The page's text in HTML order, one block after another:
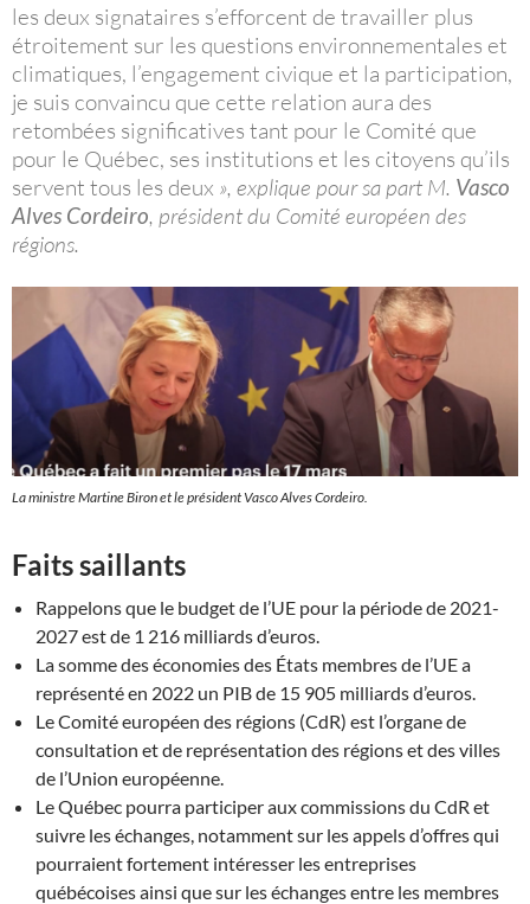
les deux signataires s’efforcent de travailler plus
étroitement sur les questions environnementales et
climatiques, l’engagement civique et la participation,
je suis convaincu que cette relation aura des
retombées significatives tant pour le Comité que
pour le Québec, ses institutions et les citoyens qu’ils
servent tous les deux », explique pour sa part M. Vasco
Alves Cordeiro, président du Comité européen des
régions.
La ministre Martine Biron et le président Vasco Alves Cordeiro.
Faits saillants
Rappelons que le budget de l’UE pour la période de 2021-
2027 est de 1 216 milliards d’euros.
La somme des économies des États membres de l’UE a
représenté en 2022 un PIB de 15 905 milliards d’euros.
Le Comité européen des régions (CdR) est l’organe de
consultation et de représentation des régions et des villes
de l’Union européenne.
Le Québec pourra participer aux commissions du CdR et
suivre les échanges, notamment sur les appels d’offres qui
pourraient fortement intéresser les entreprises
québécoises ainsi que sur les échanges entre les membres